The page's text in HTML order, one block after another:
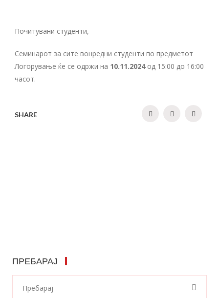
Почитувани студенти,
Семинарот за сите вонредни студенти по предметот
Логорување ќе се одржи на 10.11.2024од 15:00 до 16:00
часот.
SHARE
ПРЕБАРАЈ